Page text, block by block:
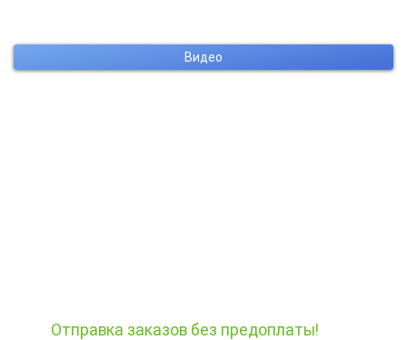
Видео
Отправка заказов без предоплаты!